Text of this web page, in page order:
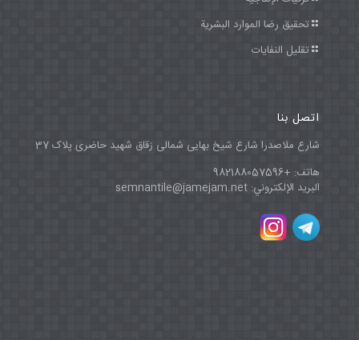
تحقيق رضا الموارد البشرية
تقليل النفايات
اتصل بنا
شارع ملاصدرا شارع شیخ بهایی شمالی زقاق شهید حاضری پلاک 37
هاتف: +982188057596
البريد الإلكتروني: semnantile@jamejam.net